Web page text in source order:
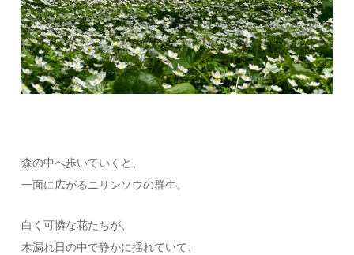
森の中へ歩いていくと、
一面に広がるニリンソウの群生。
白く可憐な花たちが、
木漏れ日の中で静かに揺れていて、